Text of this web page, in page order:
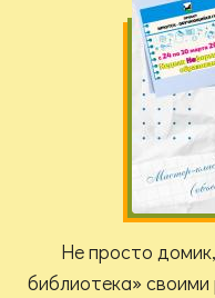
Не просто
библиотека» своими